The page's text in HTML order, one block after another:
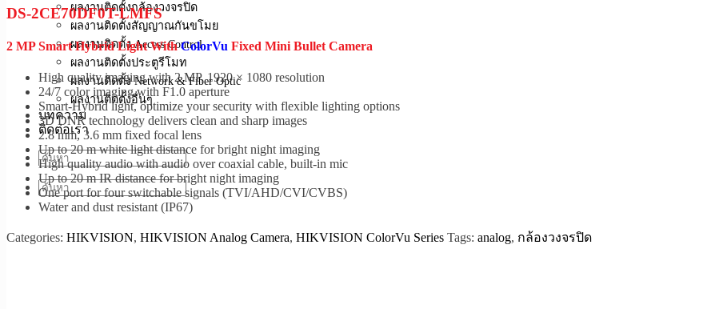
ผลงานติดตั้งกล้องวงจรปิด
ผลงานติดตั้งสัญญาณกันขโมย
ผลงานติดตั้ง Access Control
ผลงานติดตั้งประตูรีโมท
ผลงานติดตั้ง Network & Fiber Optic
ผลงานติดตั้งอื่นๆ
บทความ
ติดต่อเรา
DS-2CE70DF0T-LMFS
2 MP Smart Hybrid Light WithColorVu Fixed Mini Bullet Camera
High quality imaging with 2 MP, 1920 × 1080 resolution
24/7 color imaging with F1.0 aperture
Smart-Hybrid light, optimize your security with flexible lighting options
3D DNR technology delivers clean and sharp images
2.8 mm, 3.6 mm fixed focal lens
Up to 20 m white light distance for bright night imaging
High quality audio with audio over coaxial cable, built-in mic
Up to 20 m IR distance for bright night imaging
One port for four switchable signals (TVI/AHD/CVI/CVBS)
Water and dust resistant (IP67)
Categories: HIKVISION, HIKVISION Analog Camera, HIKVISION ColorVu Series Tags: analog, กล้องวงจรปิด